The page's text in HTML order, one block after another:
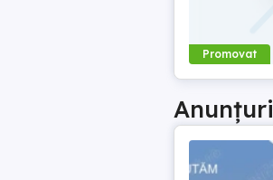
Promovat
Anunțuri